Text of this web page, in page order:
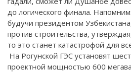
до логического финала.
будучи президентом
против строительства,
то это станет катастрофой для
На Рогунской ГЭС установят
проектной мощностью 600